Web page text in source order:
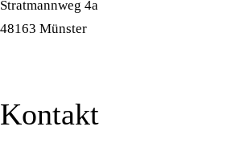
Stratmannweg 4a
48163 Münster
Kontakt